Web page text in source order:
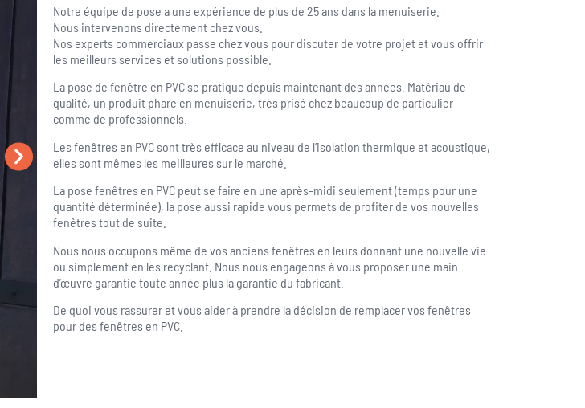
Notre équipe de pose a une expérience de plus de 25 ans dans la menuiserie.
Nous intervenons directement chez vous.
Nos experts commerciaux passe chez vous pour discuter de votre projet et vous offrir
les meilleurs services et solutions possible.
La pose de fenêtre en PVC se pratique depuis maintenant des années. Matériau de
qualité, un produit phare en menuiserie, très prisé chez beaucoup de particulier
comme de professionnels.
Les fenêtres en PVC sont très efficace au niveau de l’isolation thermique et acoustique,
elles sont mêmes les meilleures sur le marché.
La pose fenêtres en PVC peut se faire en une après-midi seulement (temps pour une
quantité déterminée), la pose aussi rapide vous permets de profiter de vos nouvelles
fenêtres tout de suite.
Nous nous occupons même de vos anciens fenêtres en leurs donnant une nouvelle vie
ou simplement en les recyclant. Nous nous engageons à vous proposer une main
d’œuvre garantie toute année plus la garantie du fabricant.
De quoi vous rassurer et vous aider à prendre la décision de remplacer vos fenêtres
pour des fenêtres en PVC.